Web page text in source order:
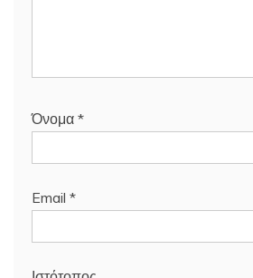
Όνομα *
Email *